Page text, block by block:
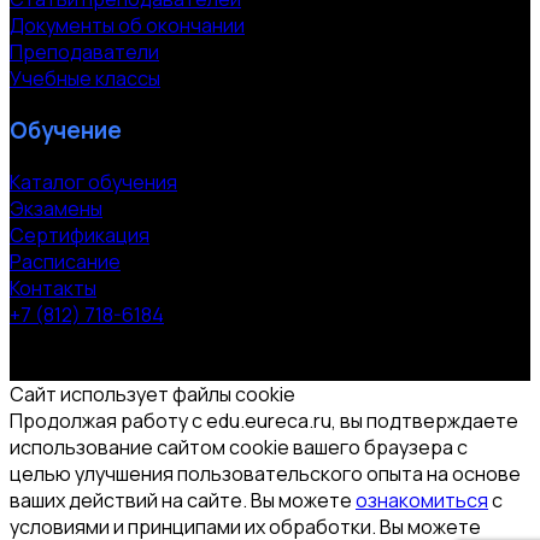
Документы об окончании
Преподаватели
Учебные классы
Обучение
Каталог обучения
Экзамены
Сертификация
Расписание
Контакты
+7 (812) 718-6184
Сайт использует файлы cookie
Продолжая работу с edu.eureca.ru, вы подтверждаете
использование сайтом cookie вашего браузера с
целью улучшения пользовательского опыта на основе
ваших действий на сайте. Вы можетеознакомитьсяс
условиями и принципами их обработки. Вы можете